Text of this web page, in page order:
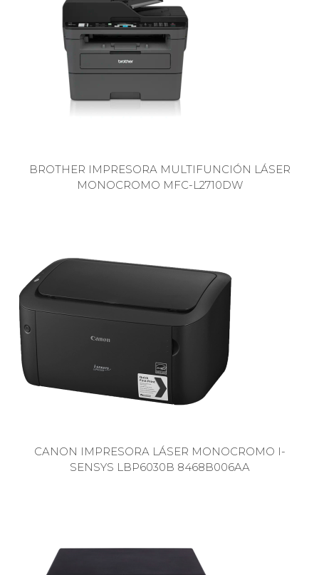
BROTHER IMPRESORA MULTIFUNCIÓN LÁSER
MONOCROMO MFC-L2710DW
CANON IMPRESORA LÁSER MONOCROMO I-
SENSYS LBP6030B 8468B006AA